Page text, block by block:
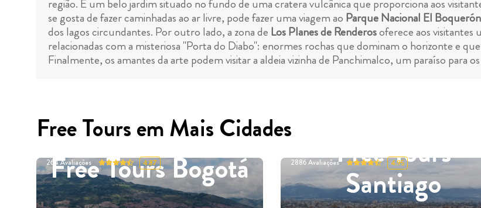
região. É um belo jardim situado no fundo de uma cratera vulcânica que proporciona aos
se gosta de fazer caminhadas ao ar livre, pode fazer uma viagem ao Parque Nacional El Boquerón
dos lagos circundantes. Por outro lado, a zona de Los Planes de Renderosoferece aos visitantes
relacionadas com a misteriosa "Porta do Diabo": enormes rochas que dominam o horizonte e
Finalmente, os amantes da arte podem visitar a aldeia vizinha de Panchimalco, um paraíso para
Free Tours em Mais Cidades
Free Tours Bogotá
264Avaliações 4.87 Free Tours
Santiago
2886Avaliações 4.95